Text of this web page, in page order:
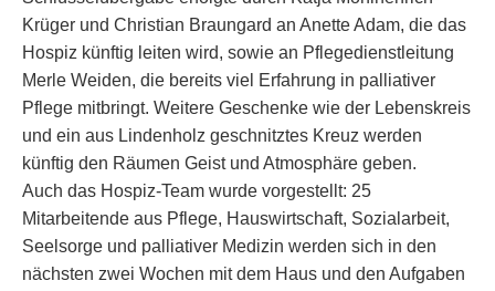
Krüger und Christian Braungard an Anette Adam, die das
Hospiz künftig leiten wird, sowie an Pflegedienstleitung
Merle Weiden, die bereits viel Erfahrung in palliativer
Pflege mitbringt. Weitere Geschenke wie der Lebenskreis
und ein aus Lindenholz geschnitztes Kreuz werden
künftig den Räumen Geist und Atmosphäre geben.
Auch das Hospiz-Team wurde vorgestellt: 25
Mitarbeitende aus Pflege, Hauswirtschaft, Sozialarbeit,
Seelsorge und palliativer Medizin werden sich in den
nächsten zwei Wochen mit dem Haus und den Aufgaben